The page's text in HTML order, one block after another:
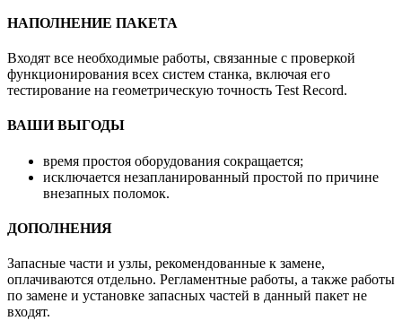
НАПОЛНЕНИЕ ПАКЕТА
Входят все необходимые работы, связанные с проверкой
функционирования всех систем станка, включая его
тестирование на геометрическую точность Test Record.
ВАШИ ВЫГОДЫ
время простоя оборудования сокращается;
исключается незапланированный простой по причине
внезапных поломок.
ДОПОЛНЕНИЯ
Запасные части и узлы, рекомендованные к замене,
оплачиваются отдельно. Регламентные работы, а также работы
по замене и установке запасных частей в данный пакет не
входят.